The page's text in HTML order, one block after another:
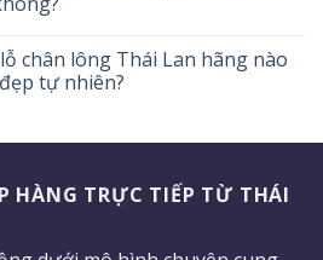
chân lông Thái Lan hãng nào
tự nhiên?
HÀNG TRỰC TIẾP TỪ THÁI